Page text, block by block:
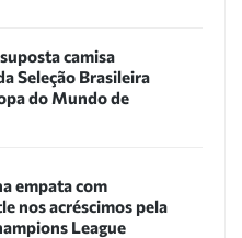
camisa
Seleção Brasileira
do Mundo de
empata com
nos acréscimos pela
League